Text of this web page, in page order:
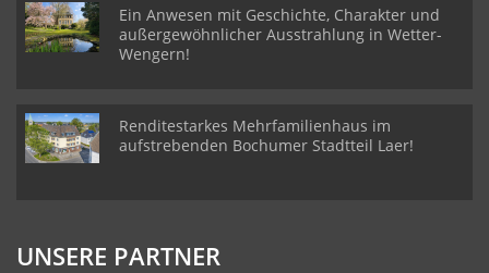
Ein Anwesen mit Geschichte, Charakter und
außergewöhnlicher Ausstrahlung in Wetter-
Wengern!
Renditestarkes Mehrfamilienhaus im
aufstrebenden Bochumer Stadtteil Laer!
UNSERE PARTNER